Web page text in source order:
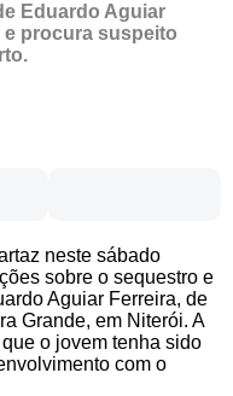
Eduardo Aguiar
e procura suspeito
neste sábado
sobre o sequestro e
Aguiar Ferreira, de
Grande, em Niterói. A
o jovem tenha sido
com o